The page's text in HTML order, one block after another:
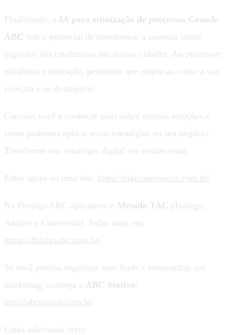
Finalizando, a IA para otimização de processos Grande
ABC tem o potencial de transformar a maneira como
negócios são conduzidos nas nossas cidades. Ao promover
eficiência e inovação, permitem que empresas como a sua
cresçam e se destaquem.
Convido você a conhecer mais sobre minhas soluções e
como podemos aplicar essas estratégias no seu negócio.
Transforme sua estratégia digital em vendas reais.
Entre agora no meu site: https://mktcommarcos.com.br/
Na Divulga ABC aplicamos o Método TAC (Tráfego,
Análise e Conversão). Saiba mais em:
https://divulgaabc.com.br/
Se você precisa organizar seus leads e automatizar seu
marketing, conheça a ABC Station:
http://abcstation.com.br/
Links adicionais úteis: